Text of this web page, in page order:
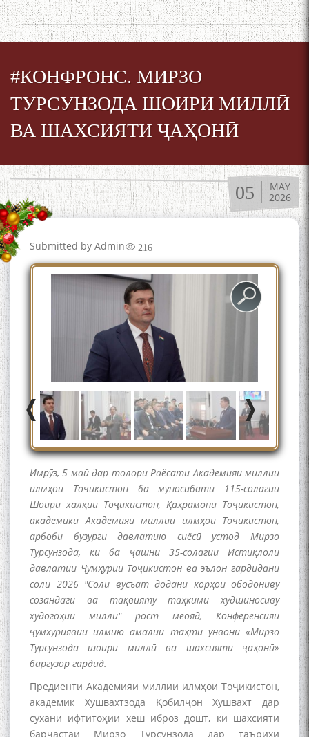
#КОНФРОНС. МИРЗО
ТУРСУНЗОДА ШОИРИ МИЛЛӢ
ВА ШАХСИЯТИ ҶАҲОНӢ
05
MAY
2026
Submitted by Admin 216
Имрӯз, 5 май дар толори Раёсати Академияи миллии
илмҳои Точикистон ба муносибати 115-солагии
Шоири халқии Тоҷикистон, Қаҳрамони Тоҷикистон,
академики Академияи миллии илмҳои Точикистон,
арбоби бузурги давлатию сиёсӣ устод Мирзо
Турсунзода, ки ба ҷашни 35-солагии Истиқлоли
давлатии Ҷумҳурии Тоҷикистон ва эълон гардидани
соли 2026 "Соли вусъат додани корҳои ободониву
созандагӣ ва тақвияту таҳкими худшиносиву
худогоҳии миллӣ" рост меояд, Конференсияи
ҷумхуриявии илмию амалии таҳти унвони «Мирзо
Турсунзода шоири миллӣ ва шахсияти ҷаҳонӣ»
баргузор гардид.
Предиенти Академияи миллии илмҳои Тоҷикистон,
академик Хушвахтзода Қобилҷон Хушвахт дар
сухани ифтитоҳии хеш иброз дошт, ки шахсияти
барҷастаи Мирзо Турсунзода дар таърихи
БА МУНОСИБАТИ
БУЗУРГДОШТИ РӮЗИ РӮДАКӢ
Дар Академияи миллии
илмҳои Тоҷикистон бахшида